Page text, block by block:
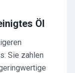
Öl
Sie zahlen